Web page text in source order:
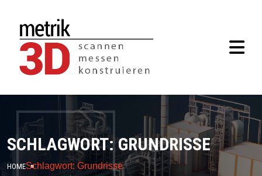
SCHLAGWORT:GRUNDRISSE
HOMESchlagwort: Grundrisse